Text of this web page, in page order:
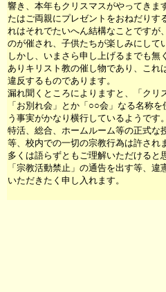
響き、本年もクリスマスがやってきま
たはご両親にプレゼントをおねだり
れはそれでたいへん結構なことですが
のが催され、子供たちが楽しみにして
しかし、いまさら申し上げるまでも
ありキリスト教の催し物であり、これ
違反するものであります。
漏れ聞くところによりますと、「クリ
「お別れ会」とか「○○会」なる名称
う事実がかなり横行しているようです。
特活、総合、ホームルーム等の正式な
等、校内での一切の宗教行為は許され
多くは語らずともご理解いただけると
「宗教活動禁止」の通告を出す等、
いただきたく申し入れます。